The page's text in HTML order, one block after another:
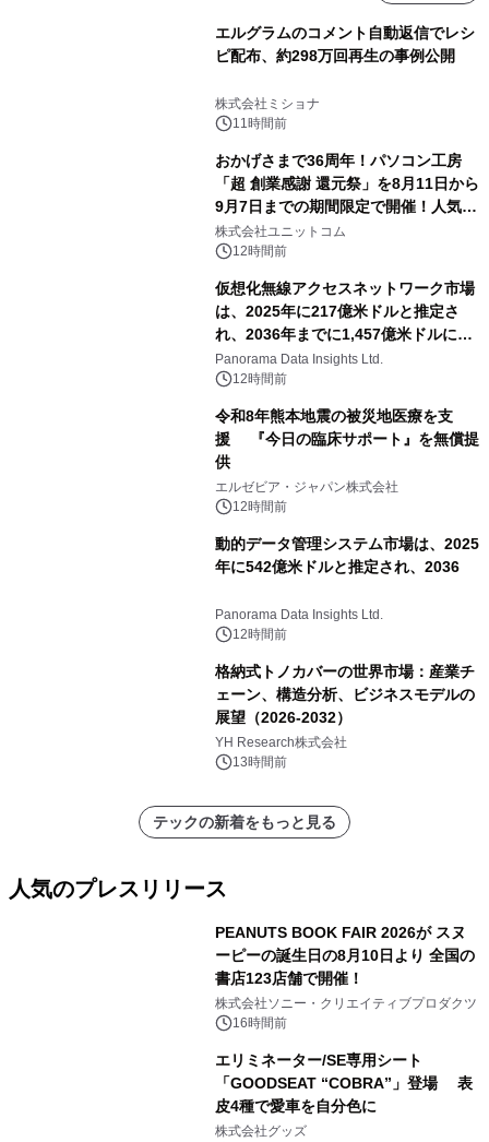
エルグラムのコメント自動返信でレシ
ピ配布、約298万回再生の事例公開
株式会社ミショナ
11時間前
おかげさまで36周年！パソコン工房
「超 創業感謝 還元祭」を8月11日から
9月7日までの期間限定で開催！人気の
ゲーミングPCや高性能ノートPCなど
対象iiyama PCのご購入で最大3万円分
相当を還元
株式会社ユニットコム
12時間前
仮想化無線アクセスネットワーク市場
は、2025年に217億米ドルと推定さ
れ、2036年までに1,457億米ドルに達
すると予測されており、予測期間
（2026年～2036年）
Panorama Data Insights Ltd.
12時間前
令和8年熊本地震の被災地医療を支
援 『今日の臨床サポート』を無償提
供
エルゼビア・ジャパン株式会社
12時間前
動的データ管理システム市場は、2025
年に542億米ドルと推定され、2036
Panorama Data Insights Ltd.
12時間前
格納式トノカバーの世界市場：産業チ
ェーン、構造分析、ビジネスモデルの
展望（2026-2032）
YH Research株式会社
13時間前
テックの新着をもっと見る
人気のプレスリリース
PEANUTS BOOK FAIR 2026が スヌ
ーピーの誕生日の8月10日より 全国の
書店123店舗で開催！
株式会社ソニー・クリエイティブプロダクツ
16時間前
エリミネーター/SE専用シート
「GOODSEAT “COBRA”」登場 表
皮4種で愛車を自分色に
株式会社グッズ